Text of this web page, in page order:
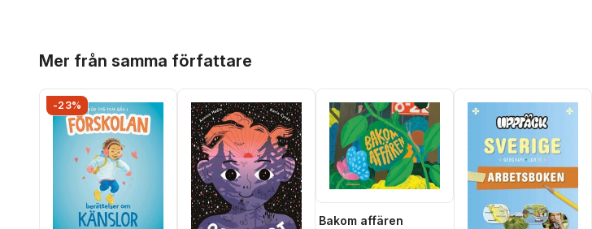
Mer från samma författare
-23%
Bakom affären